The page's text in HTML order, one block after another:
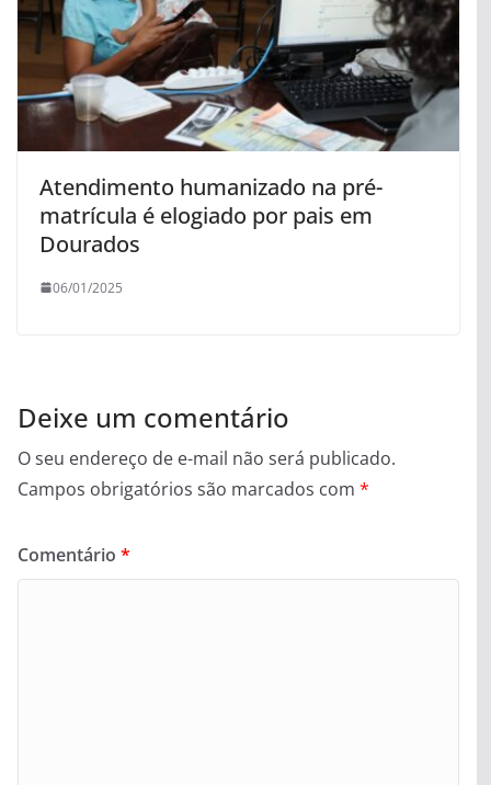
Atendimento humanizado na pré-
matrícula é elogiado por pais em
Dourados
06/01/2025
Deixe um comentário
O seu endereço de e-mail não será publicado.
Campos obrigatórios são marcados com *
Comentário *